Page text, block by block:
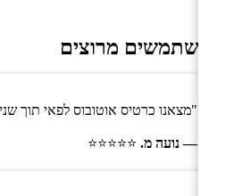
משתמשים מרוצים
"מצאנו כרטיס אוטובוס לפאי תוך
— נועה מ. ⭐⭐⭐⭐⭐